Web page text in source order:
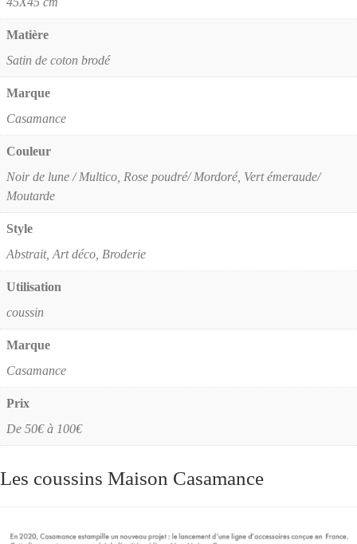
Matière
Satin de coton brodé
Marque
Casamance
Couleur
Noir de lune / Multico, Rose poudré/ Mordoré, Vert émeraude/
Moutarde
Style
Abstrait, Art déco, Broderie
Utilisation
coussin
Marque
Casamance
Prix
De 50€ à 100€
Les coussins Maison Casamance